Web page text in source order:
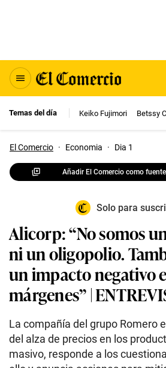
Temas del día Keiko Fujimori Betssy
El Comercio · Economia · Dia 1
Añadir El Comercio como
Solo para
Alicorp: “No somos
ni un oligopolio.
un impacto negativo
márgenes” |
La compañía del grupo Romero
del alza de precios en los
masivo, responde a los